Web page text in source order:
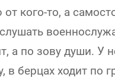
кого-то, а
а по зову души. У
в берцах ходит по